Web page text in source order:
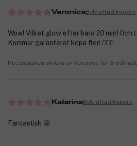
VeronicaBekräftad köpare
Wow! Vilket glow efter bara 20 min! Och
Kommer garanterat köpa fler! 👌🏼🤩
Recensionen skrevs av Veronica för 8
KatarinaBekräftad köpare
Fantastisk 🤩